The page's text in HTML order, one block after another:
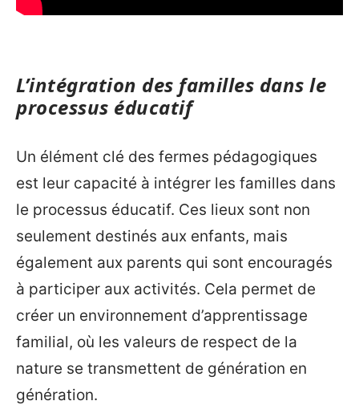
L’intégration des familles dans le
processus éducatif
Un élément clé des fermes pédagogiques
est leur capacité à intégrer les familles dans
le processus éducatif. Ces lieux sont non
seulement destinés aux enfants, mais
également aux parents qui sont encouragés
à participer aux activités. Cela permet de
créer un environnement d’apprentissage
familial, où les valeurs de respect de la
nature se transmettent de génération en
génération.